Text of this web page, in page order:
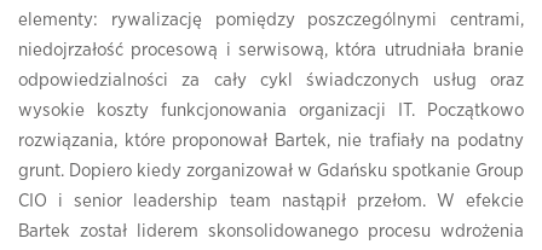
elementy: rywalizację pomiędzy poszczególnymi centrami,
niedojrzałość procesową i serwisową, która utrudniała branie
odpowiedzialności za cały cykl świadczonych usług oraz
wysokie koszty funkcjonowania organizacji IT. Początkowo
rozwiązania, które proponował Bartek, nie trafiały na podatny
grunt. Dopiero kiedy zorganizował w Gdańsku spotkanie Group
CIO i senior leadership team nastąpił przełom. W efekcie
Bartek został liderem skonsolidowanego procesu wdrożenia